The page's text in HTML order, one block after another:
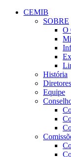
Conteúdo principal
CEMIB
SOBRE
O
História
Diretores
Equipe